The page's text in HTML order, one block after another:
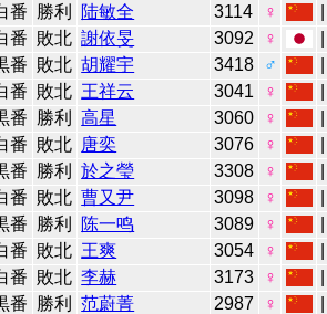
番 勝利 陆敏全 3114 ♀
番 敗北 謝依旻 3092 ♀
番 敗北 胡耀宇 3418 ♂
番 敗北 王祥云 3041 ♀
番 勝利 高星 3060 ♀
番 敗北 唐奕 3076 ♀
番 勝利 於之瑩 3308 ♀
番 敗北 曹又尹 3098 ♀
番 勝利 陈一鸣 3089 ♀
番 敗北 王爽 3054 ♀
番 敗北 李赫 3173 ♀
番 勝利 范蔚菁 2987 ♀